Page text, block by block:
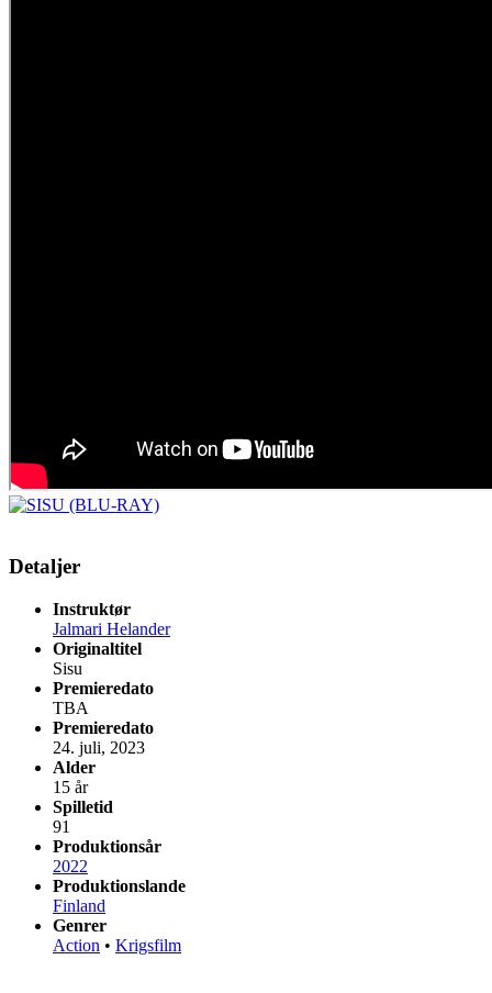
Detaljer
Instruktør
Jalmari Helander
Originaltitel
Sisu
Premieredato
TBA
Premieredato
24. juli, 2023
Alder
15 år
Spilletid
91
Produktionsår
2022
Produktionslande
Finland
Genrer
Action • Krigsfilm